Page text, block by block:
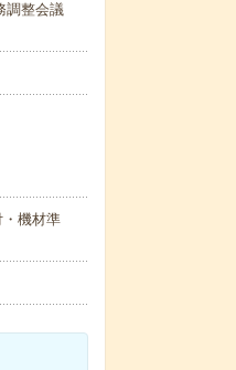
調整会議
機材準